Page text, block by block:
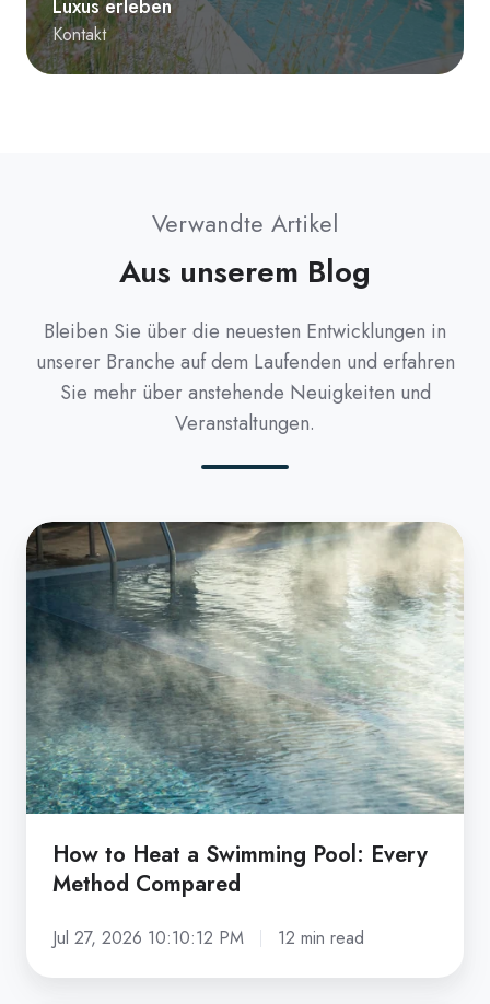
Luxus erleben
Kontakt
Verwandte Artikel
Aus unserem Blog
Bleiben Sie über die neuesten Entwicklungen in
unserer Branche auf dem Laufenden und erfahren
Sie mehr über anstehende Neuigkeiten und
Veranstaltungen.
How
to
Heat
Swimming
Pool:
Every
Method
Compared
How to Heat a Swimming Pool: Every
Method Compared
Jul 27, 2026 10:10:12 PM 12 min read